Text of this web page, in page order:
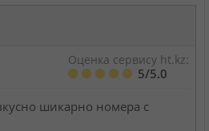
Оценка сервису ht.kz:
5/5.0
шикарно номера с